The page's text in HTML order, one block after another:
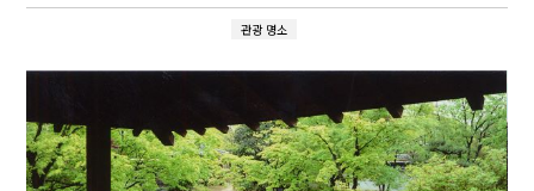
관광 명소